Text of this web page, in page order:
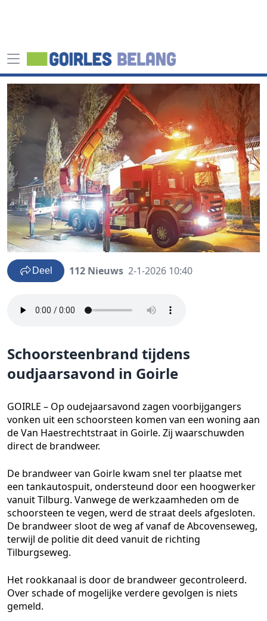
Deel 112 Nieuws 2-1-2026 10:40
Schoorsteenbrand tijdens
oudjaarsavond in Goirle
GOIRLE – Op oudejaarsavond zagen voorbijgangers
vonken uit een schoorsteen komen van een woning aan
de Van Haestrechtstraat in Goirle. Zij waarschuwden
direct de brandweer.
De brandweer van Goirle kwam snel ter plaatse met
een tankautospuit, ondersteund door een hoogwerker
vanuit Tilburg. Vanwege de werkzaamheden om de
schoorsteen te vegen, werd de straat deels afgesloten.
De brandweer sloot de weg af vanaf de Abcovenseweg,
terwijl de politie dit deed vanuit de richting
Tilburgseweg.
Het rookkanaal is door de brandweer gecontroleerd.
Over schade of mogelijke verdere gevolgen is niets
gemeld.